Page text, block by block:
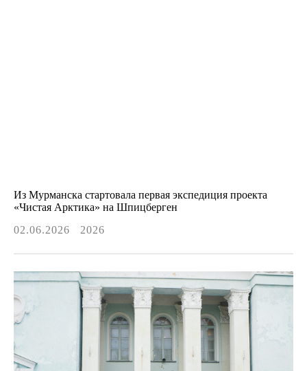
Из Мурманска стартовала первая экспедиция проекта
«Чистая Арктика» на Шпицберген
02.06.2026
2026